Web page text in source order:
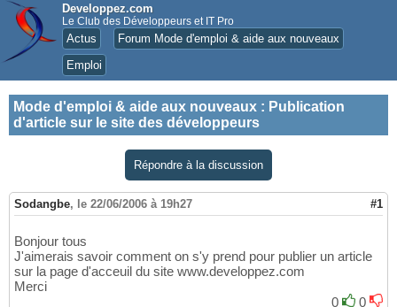
Developpez.com
Le Club des Développeurs et IT Pro
Actus
Forum Mode d'emploi & aide aux nouveaux
Emploi
Mode d'emploi & aide aux nouveaux : Publication
d'article sur le site des développeurs
Répondre à la discussion
Sodangbe, le 22/06/2006 à 19h27 #1
Bonjour tous
J'aimerais savoir comment on s'y prend pour publier un article
sur la page d'acceuil du site www.developpez.com
Merci
0
0